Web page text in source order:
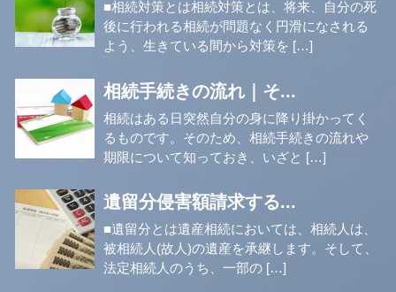
■相続対策とは相続対策とは、将来、自分の死
後に行われる相続が問題なく円滑になされる
よう、生きている間から対策を […]
相続手続きの流れ｜そ...
相続はある日突然自分の身に降り掛かってく
るものです。そのため、相続手続きの流れや
期限について知っておき、いざと […]
遺留分侵害額請求する...
■遺留分とは遺産相続においては、相続人は、
被相続人(故人)の遺産を承継します。そして、
法定相続人のうち、一部の […]